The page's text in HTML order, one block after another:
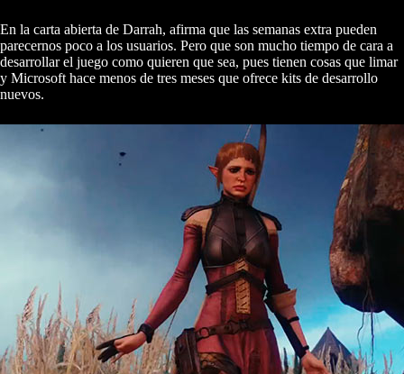
En la carta abierta de Darrah, afirma que las semanas extra pueden
parecernos poco a los usuarios. Pero que son mucho tiempo de cara a
desarrollar el juego como quieren que sea, pues tienen cosas que limar
y Microsoft hace menos de tres meses que ofrece kits de desarrollo
nuevos.